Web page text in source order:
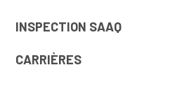
INSPECTION SAAQ
CARRIÈRES